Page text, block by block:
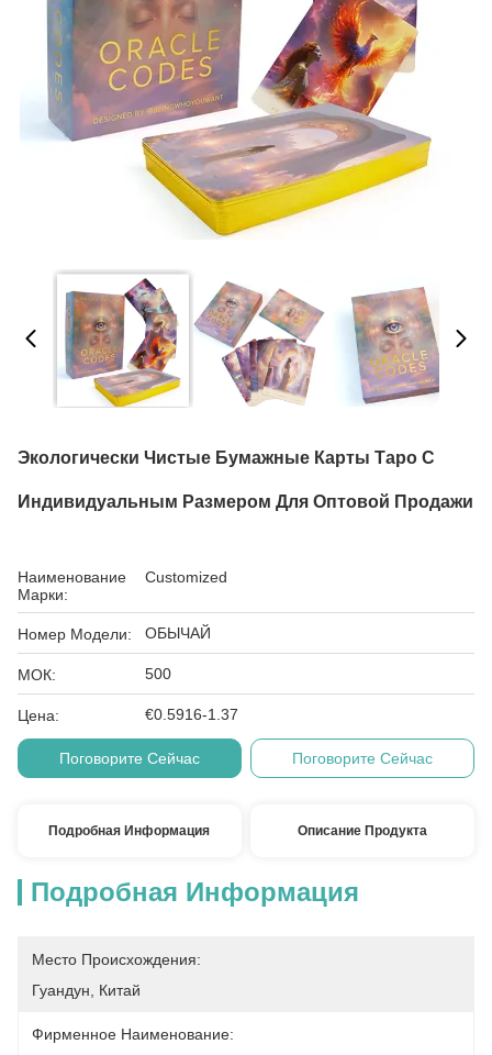
Экологически Чистые Бумажные Карты Таро С
Индивидуальным Размером Для Оптовой Продажи
Наименование
Марки:
Customized
Номер Модели: ОБЫЧАЙ
МОК: 500
Цена: €0.5916-1.37
Поговорите Сейчас Поговорите Сейчас
Подробная Информация Описание Продукта
Подробная Информация
Место Происхождения:
Гуандун, Китай
Фирменное Наименование: